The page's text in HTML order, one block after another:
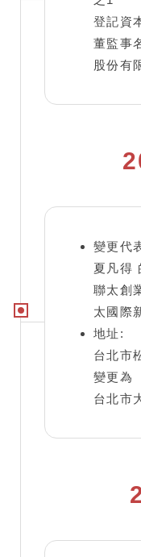
登記資
董監事
股份有
變更代
夏凡得
聯太創
太國際
地址:
台北市
變更為
台北市